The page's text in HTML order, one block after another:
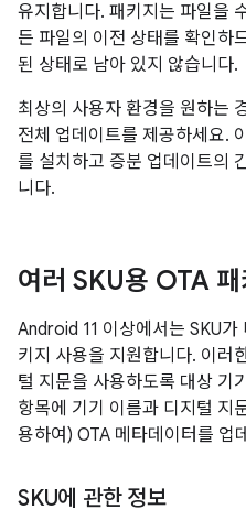
유지합니다. 패키지는 파일을
든 파일의 이전 상태를 확인하
된 상태로 남아 있지 않습니다.
최상의 사용자 환경을 원하는
전체 업데이트를 제공하세요.
를 설치하고 증분 업데이트의
니다.
여러 SKU용 OTA
Android 11 이상에서는 SKU가
키지 사용을 지원합니다. 이러
털 지문을 사용하도록 대상 기
항목에 기기 이름과 디지털 지
용하여) OTA 메타데이터를 업
SKU에 관한 정보